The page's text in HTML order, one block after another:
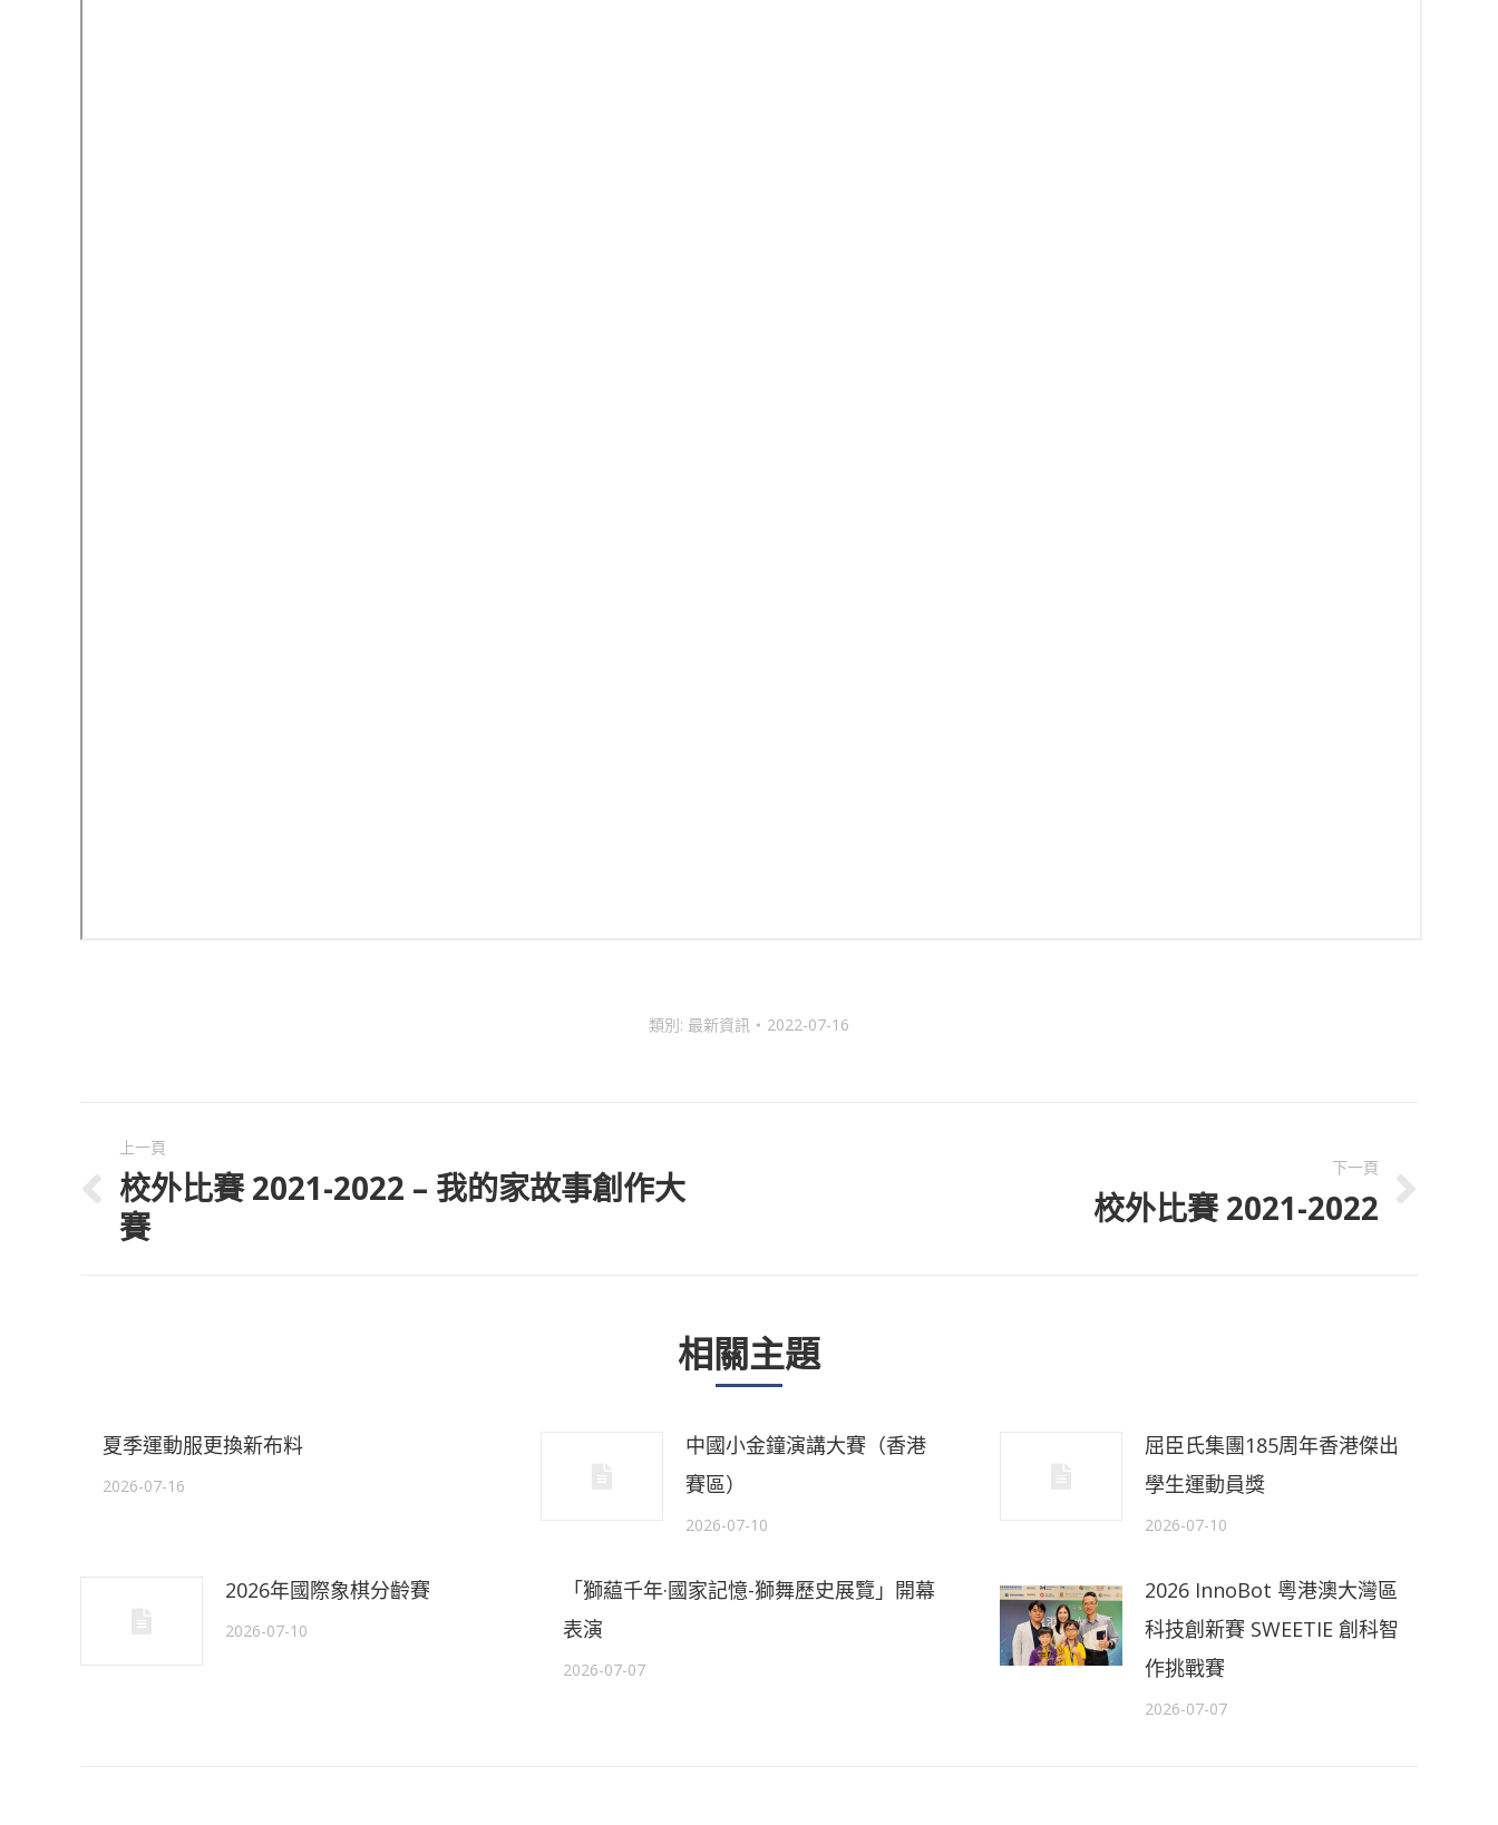
類別: 最新資訊 2022-07-16
Post
navigation
上一頁
Previous
post:
校外比賽 2021-2022 – 我的家故事創作大
賽
下一頁
題
校外比賽 2021-2022
相關主題
夏季運動服更換新布料
2026-07-16
中國小金鐘演講大賽（香港
賽區）
2026-07-10
屈臣氏集團185周年香港傑出
學生運動員獎
2026-07-10
2026年國際象棋分齡賽
2026-07-10
「獅藴千年·國家記憶-獅舞歷史展覽」開幕
表演
2026-07-07
2026 InnoBot 粵港澳大灣區
科技創新賽 SWEETIE 創科智
作挑戰賽
2026-07-07